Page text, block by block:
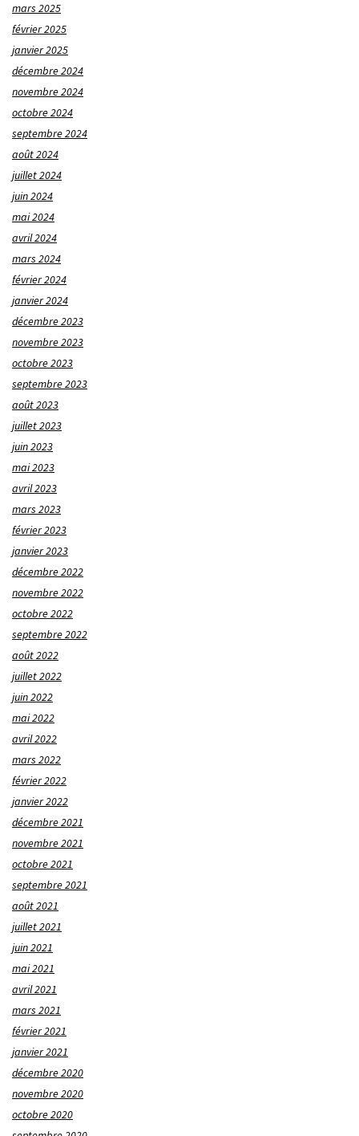
mars 2025
février 2025
janvier 2025
décembre 2024
novembre 2024
octobre 2024
septembre 2024
août 2024
juillet 2024
juin 2024
mai 2024
avril 2024
mars 2024
février 2024
janvier 2024
décembre 2023
novembre 2023
octobre 2023
septembre 2023
août 2023
juillet 2023
juin 2023
mai 2023
avril 2023
mars 2023
février 2023
janvier 2023
décembre 2022
novembre 2022
octobre 2022
septembre 2022
août 2022
juillet 2022
juin 2022
mai 2022
avril 2022
mars 2022
février 2022
janvier 2022
décembre 2021
novembre 2021
octobre 2021
septembre 2021
août 2021
juillet 2021
juin 2021
mai 2021
avril 2021
mars 2021
février 2021
janvier 2021
décembre 2020
novembre 2020
octobre 2020